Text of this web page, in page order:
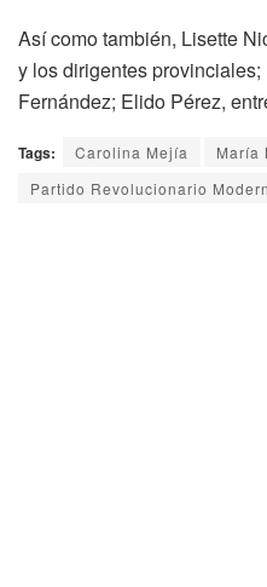
Así como también, Lisette
y los dirigentes
Fernández; Elido Pérez,
Tags: Carolina Mejía
María
Partido Revolucionario